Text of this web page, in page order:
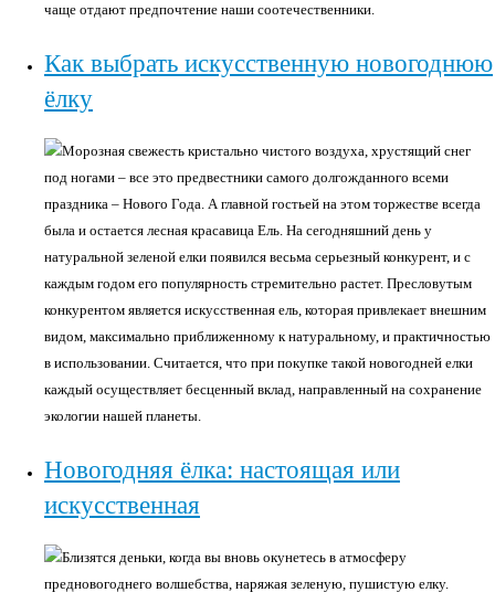
чаще отдают предпочтение наши соотечественники.
Как выбрать искусственную новогоднюю
ёлку
Морозная свежесть кристально чистого воздуха, хрустящий снег
под ногами – все это предвестники самого долгожданного всеми
праздника – Нового Года. А главной гостьей на этом торжестве всегда
была и остается лесная красавица Ель. На сегодняшний день у
натуральной зеленой елки появился весьма серьезный конкурент, и с
каждым годом его популярность стремительно растет. Пресловутым
конкурентом является искусственная ель, которая привлекает внешним
видом, максимально приближенному к натуральному, и практичностью
в использовании. Считается, что при покупке такой новогодней елки
каждый осуществляет бесценный вклад, направленный на сохранение
экологии нашей планеты.
Новогодняя ёлка: настоящая или
искусственная
Близятся деньки, когда вы вновь окунетесь в атмосферу
предновогоднего волшебства, наряжая зеленую, пушистую елку.